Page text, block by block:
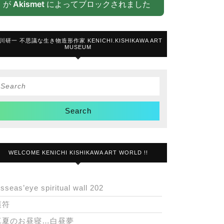
が Akismetによってブロックされました
研一 不思議な生き物造形作家 KENICHI.KISHIKAWA ART
MUSEUM
Search
WELCOME KENICHI KISHIKAWA ART WORLD !!
spiritual wall 202
符
夏のお昼寝…白昼夢